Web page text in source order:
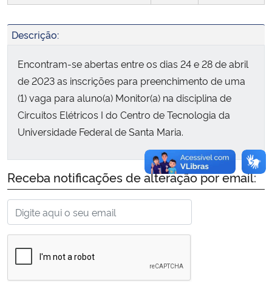
Controladoria-Geral da União
Secretaria-Geral
Secretaria de Governo
Advocacia-Geral da União
Banco Central do Brasil
Planalto
Descrição:
Encontram-se abertas entre os dias 24 e 28 de abril
de 2023 as inscrições para preenchimento de uma
(1) vaga para aluno(a) Monitor(a) na disciplina de
Circuitos Elétricos I do Centro de Tecnologia da
Universidade Federal de Santa Maria.
Receba notificações de alteração por email: